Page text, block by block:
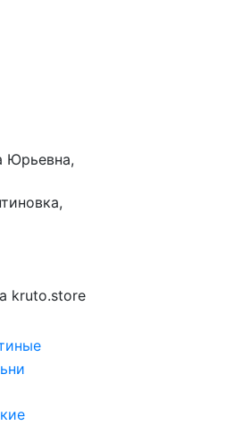
Юрьевна,
kruto.store